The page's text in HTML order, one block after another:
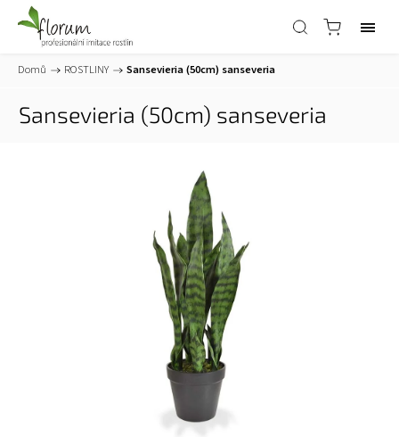
Domů / ROSTLINY / Sansevieria (50cm) sanseveria
Sansevieria (50cm) sanseveria